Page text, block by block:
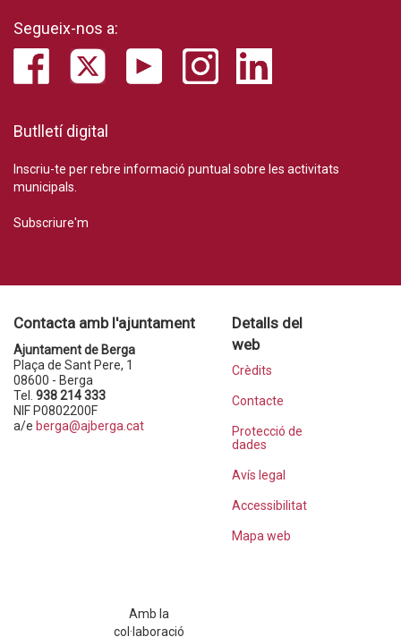
Segueix-nos a:
Butlletí digital
Inscriu-te per rebre informació puntual sobre les activitats
municipals.
Subscriure'm
Contacta amb l'ajuntament
Ajuntament de Berga
Plaça de Sant Pere, 1
08600 - Berga
Tel. 938 214 333
NIF P0802200F
a/e berga@ajberga.cat
Detalls del
web
Crèdits
Contacte
Protecció de
dades
Avís legal
Accessibilitat
Mapa web
Amb la
col·laboració